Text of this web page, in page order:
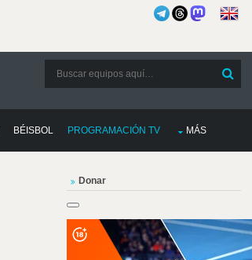
BÉISBOL PROGRAMACIÓN TV MÁS
Donar